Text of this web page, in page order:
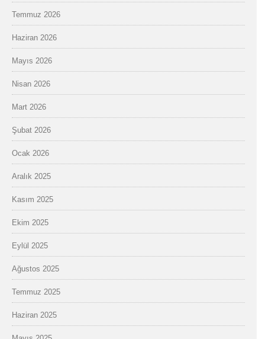
Temmuz 2026
Haziran 2026
Mayıs 2026
Nisan 2026
Mart 2026
Şubat 2026
Ocak 2026
Aralık 2025
Kasım 2025
Ekim 2025
Eylül 2025
Ağustos 2025
Temmuz 2025
Haziran 2025